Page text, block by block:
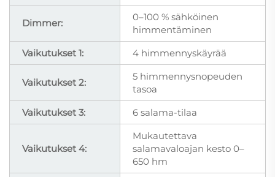
Dimmer:
0–100 % sähköinen
himmentäminen
Vaikutukset 1:
4 himmennyskäyrää
Vaikutukset 2:
5 himmennysnopeuden
tasoa
Vaikutukset 3:
6 salama-tilaa
Vaikutukset 4:
Mukautettava
salamavaloajan kesto 0–
650 hm